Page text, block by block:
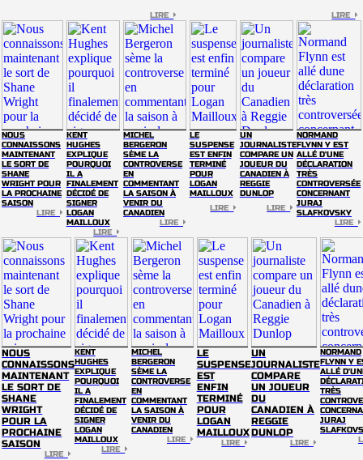
LIRE LIRE
NOUS
CONNAISSONS
MAINTENANT
LE SORT DE
SHANE
WRIGHT POUR
LA PROCHAINE
SAISON
LIRE
KENT
HUGHES
EXPLIQUE
POURQUOI
IL A
FINALEMENT
DÉCIDÉ DE
SIGNER
LOGAN
MAILLOUX
LIRE
MICHEL
BERGERON
SÈME LA
CONTROVERSE
EN
COMMENTANT
LA SAISON À
VENIR DU
CANADIEN
LIRE
LE
SUSPENSE
EST ENFIN
TERMINÉ
POUR
LOGAN
MAILLOUX
LIRE
UN
JOURNALISTE
COMPARE UN
JOUEUR DU
CANADIEN À
REGGIE
DUNLOP
LIRE
NORMAND
FLYNN Y EST
ALLÉ D'UNE
DÉCLARATION
TRÈS
CONTROVERSÉE
CONCERNANT
JURAJ
SLAFKOVSKY
LIRE
NOUS
CONNAISSONS
MAINTENANT
LE SORT DE
SHANE
WRIGHT
POUR LA
PROCHAINE
SAISON
LIRE
KENT
HUGHES
EXPLIQUE
POURQUOI
IL A
FINALEMENT
DÉCIDÉ DE
SIGNER
LOGAN
MAILLOUX
LIRE
MICHEL
BERGERON
SÈME LA
CONTROVERSE
EN
COMMENTANT
LA SAISON À
VENIR DU
CANADIEN
LIRE
LE
SUSPENSE
EST
ENFIN
TERMINÉ
POUR
LOGAN
MAILLOUX
LIRE
UN
JOURNALISTE
COMPARE
UN JOUEUR
DU
CANADIEN À
REGGIE
DUNLOP
LIRE
NORMAND
FLYNN Y
ALLÉ
TRÈS
JURAJ